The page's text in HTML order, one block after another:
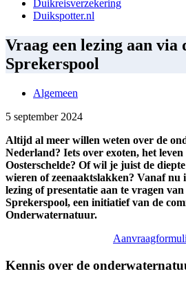
Duikreisverzekering
Duikspotter.nl
Vraag een lezing aan via
Sprekerspool
Algemeen
5 september 2024
Altijd al meer willen weten over de
Nederland? Iets over exoten, het
Oosterschelde? Of wil je juist de
wieren of zeenaaktslakken? Vanaf nu
lezing of presentatie aan te vragen
Sprekerspool, een initiatief van de
Onderwaternatuur.
Kennis over de